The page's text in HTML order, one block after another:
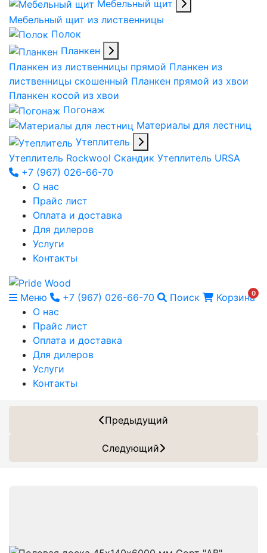
Мебельный щит
Мебельный щит из лиственницы
Полок
Планкен
Планкен из лиственницы прямой Планкен из
лиственницы скошенный Планкен прямой из хвои
Планкен косой из хвои
Погонаж
Материалы для лестниц
Утеплитель
Утеплитель Rockwool Скандик Утеплитель URSA
+7 (967) 026-66-70
О нас
Прайс лист
Оплата и доставка
Для дилеров
Услуги
Контакты
Меню +7 (967) 026-66-70 Поиск Корзина
0
О нас
Прайс лист
Оплата и доставка
Для дилеров
Услуги
Контакты
Предыдущий
Следующий